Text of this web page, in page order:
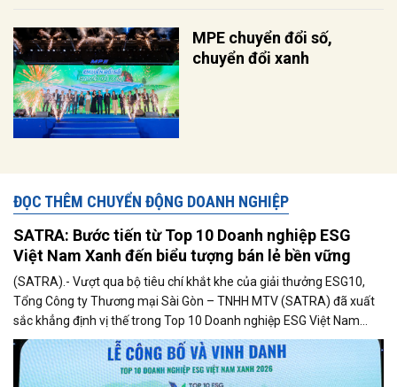
MPE chuyển đổi số,
chuyển đổi xanh
ĐỌC THÊM CHUYỂN ĐỘNG DOANH NGHIỆP
SATRA: Bước tiến từ Top 10 Doanh nghiệp ESG
Việt Nam Xanh đến biểu tượng bán lẻ bền vững
(SATRA).- Vượt qua bộ tiêu chí khắt khe của giải thưởng ESG10,
Tổng Công ty Thương mại Sài Gòn – TNHH MTV (SATRA) đã xuất
sắc khẳng định vị thế trong Top 10 Doanh nghiệp ESG Việt Nam
Xanh 2026. Sự kiện này gửi đi một thông điệp mạnh mẽ về cục diện
mới của ngành bán lẻ Việt Nam, nơi doanh thu thuần túy phải
nhường chỗ cho sự phát triển hài hòa giữa kinh tế, xã hội và môi